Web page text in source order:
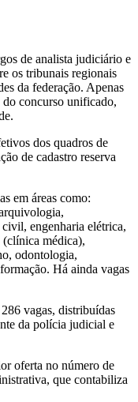
de analista judiciário e
os tribunais regionais
da federação. Apenas
concurso unificado,
dos quadros de
de cadastro reserva
em áreas como:
engenharia elétrica,
(clínica médica),
odontologia,
Há ainda vagas
vagas, distribuídas
da polícia judicial e
oferta no número de
que contabiliza